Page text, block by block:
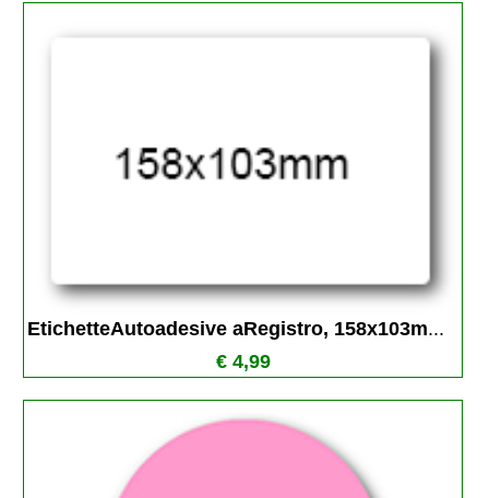
EtichetteAutoadesive aRegistro, 158x103m...
€ 4,99